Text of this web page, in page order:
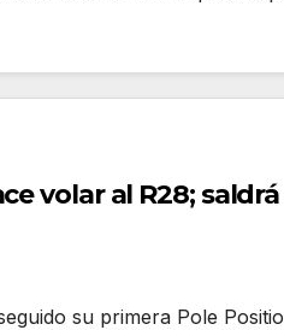
volar al R28;
su primera Pole